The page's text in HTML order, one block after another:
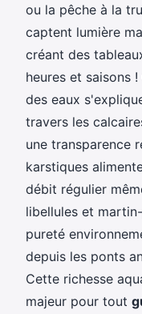
ou la pêche à la
captent lumière
créant des
heures et saisons
des eaux
travers les
une transparence
karstiques
débit régulier
libellules et
pureté
depuis les ponts
Cette richesse
majeur pour tout